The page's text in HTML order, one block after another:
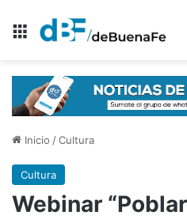
Menú
Inicio /Cultura
Cultura
Webinar